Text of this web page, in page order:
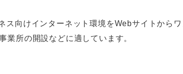
ス向けインターネット環境をWebサイトから
業所の開設などに適しています。